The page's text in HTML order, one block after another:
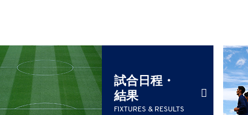
試合日程・
結果
FIXTURES & RESULTS